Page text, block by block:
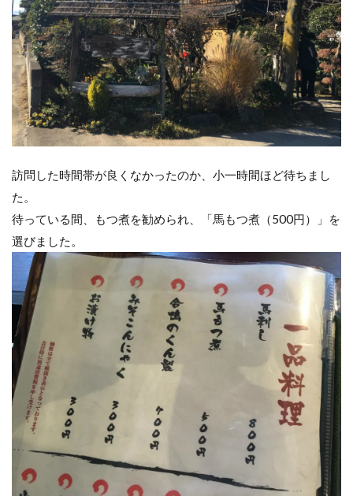
訪問した時間帯が良くなかったのか、小一時間ほど待ちまし
た。
待っている間、もつ煮を勧められ、「馬もつ煮（500円）」を
選びました。